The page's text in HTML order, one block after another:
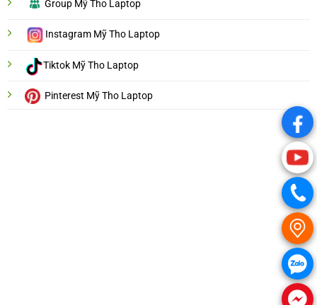
Group Mỹ Tho Laptop
Instagram Mỹ Tho Laptop
Tiktok Mỹ Tho Laptop
Pinterest Mỹ Tho Laptop
.
.
.
.
.
.